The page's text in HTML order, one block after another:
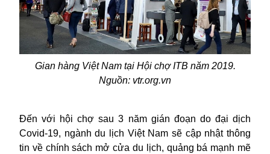
Gian hàng Việt Nam tại Hội chợ ITB năm 2019.
Nguồn: vtr.org.vn
Đến với hội chợ sau 3 năm gián đoạn do đại dịch
Covid-19, ngành du lịch Việt Nam sẽ cập nhật thông
tin về chính sách mở cửa du lịch, quảng bá mạnh mẽ